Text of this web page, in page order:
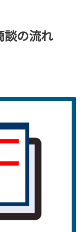
談の流れ